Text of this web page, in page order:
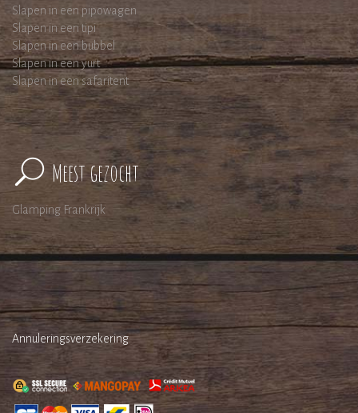
Slapen in een pipowagen
Slapen in een tipi
Slapen in een bubbel
Slapen in een yurt
Slapen in een safaritent
Meest gezocht
Glamping Frankrijk
Annuleringsverzekering